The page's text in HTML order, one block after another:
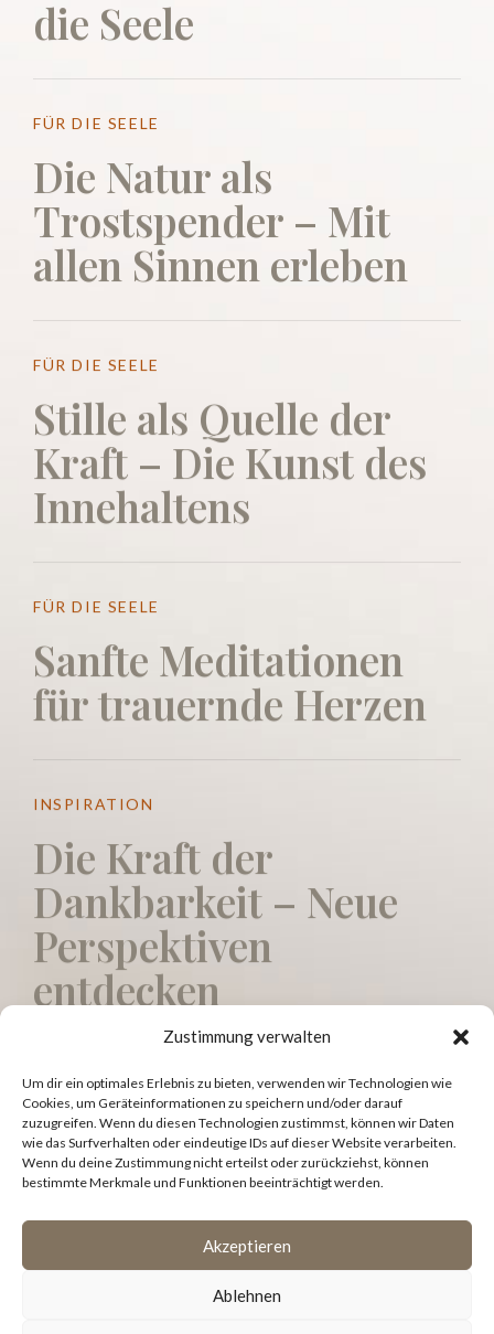
Zustimmung verwalten
Um dir ein optimales Erlebnis zu bieten, verwenden wir Technologien wie
Cookies, um Geräteinformationen zu speichern und/oder darauf
zuzugreifen. Wenn du diesen Technologien zustimmst, können wir Daten
wie das Surfverhalten oder eindeutige IDs auf dieser Website verarbeiten.
Wenn du deine Zustimmung nicht erteilst oder zurückziehst, können
bestimmte Merkmale und Funktionen beeinträchtigt werden.
Akzeptieren
Ablehnen
die Seele
FÜR DIE SEELE
Die Natur als
Trostspender – Mit
allen Sinnen erleben
FÜR DIE SEELE
Stille als Quelle der
Kraft – Die Kunst des
Innehaltens
FÜR DIE SEELE
Sanfte Meditationen
für trauernde Herzen
INSPIRATION
Die Kraft der
Dankbarkeit – Neue
Perspektiven
entdecken
OLDER POSTS